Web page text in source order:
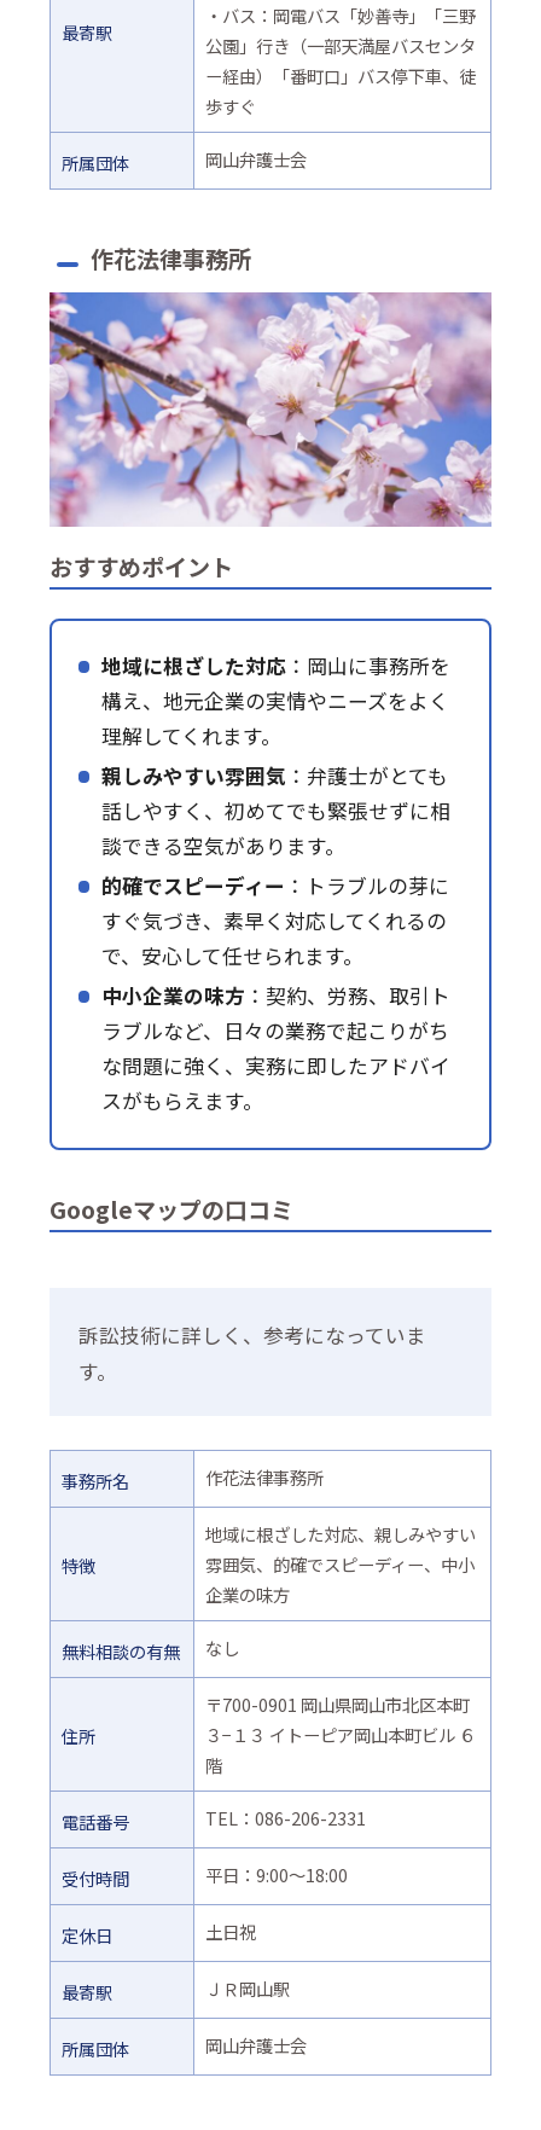
最寄駅
・バス：岡電バス「妙善寺」「三野
公園」行き（一部天満屋バスセンタ
ー経由）「番町口」バス停下車、徒
歩すぐ
所属団体 岡山弁護士会
作花法律事務所
おすすめポイント
地域に根ざした対応：岡山に事務所を
構え、地元企業の実情やニーズをよく
理解してくれます。
親しみやすい雰囲気 ：弁護士がとても
話しやすく、初めてでも緊張せずに相
談できる空気があります。
的確でスピーディー ：トラブルの芽に
すぐ気づき、素早く対応してくれるの
で、安心して任せられます。
中小企業の味方 ：契約、労務、取引ト
ラブルなど、日々の業務で起こりがち
な問題に強く、実務に即したアドバイ
スがもらえます。
Googleマップの口コミ
訴訟技術に詳しく、参考になっていま
す。
事務所名 作花法律事務所
特徴
地域に根ざした対応、親しみやすい
雰囲気、的確でスピーディー、中小
企業の味方
無料相談の有無 なし
住所
〒700-0901 岡山県岡山市北区本町
３−１３ イトーピア岡山本町ビル ６
階
電話番号 TEL：086-206-2331
受付時間 平日：9:00～18:00
定休日 土日祝
最寄駅 ＪＲ岡山駅
所属団体 岡山弁護士会